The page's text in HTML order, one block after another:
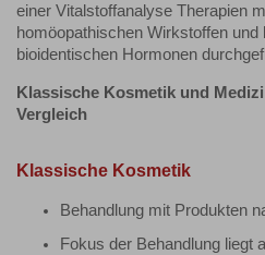
einer Vitalstoffanalyse Therapien
homöopathischen Wirkstoffen und
bioidentischen Hormonen
Klassische Kosmetik und
Vergleich
Klassische Kosmetik
Behandlung mit Produkten
Fokus der Behandlung liegt